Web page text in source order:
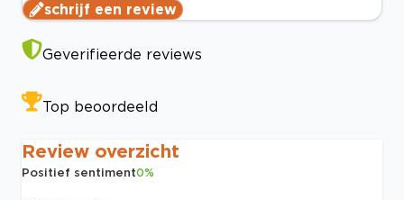
schrijf een review
Geverifieerde reviews
Top beoordeeld
Review overzicht
Positief sentiment0%